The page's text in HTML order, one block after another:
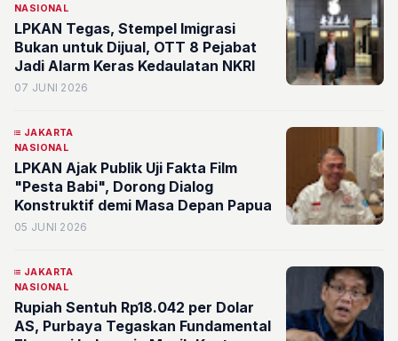
NASIONAL
LPKAN Tegas, Stempel Imigrasi
Bukan untuk Dijual, OTT 8 Pejabat
Jadi Alarm Keras Kedaulatan NKRI
07 JUNI 2026
JAKARTA
NASIONAL
LPKAN Ajak Publik Uji Fakta Film
"Pesta Babi", Dorong Dialog
Konstruktif demi Masa Depan Papua
05 JUNI 2026
JAKARTA
NASIONAL
Rupiah Sentuh Rp18.042 per Dolar
AS, Purbaya Tegaskan Fundamental